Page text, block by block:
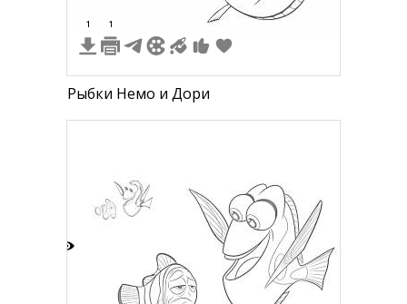
1 1
Рыбки Немо и Дори